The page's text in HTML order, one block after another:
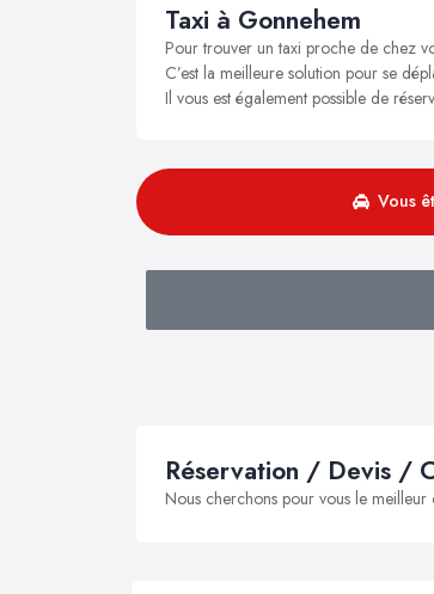
Taxi à Gonnehem
Pour trouver un taxi proche de chez
C’est la meilleure solution pour se
Il vous est également possible de
Vous
Réservation / Devis /
Nous cherchons pour vous le